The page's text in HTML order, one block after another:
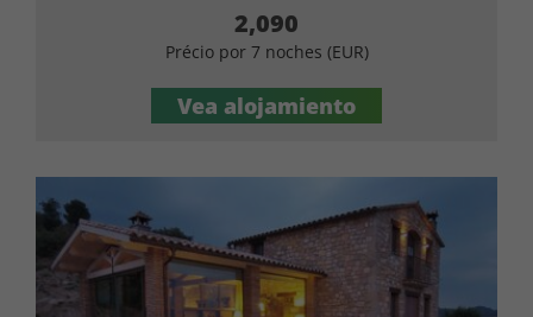
2,090
Précio por 7 noches (EUR)
Vea alojamiento